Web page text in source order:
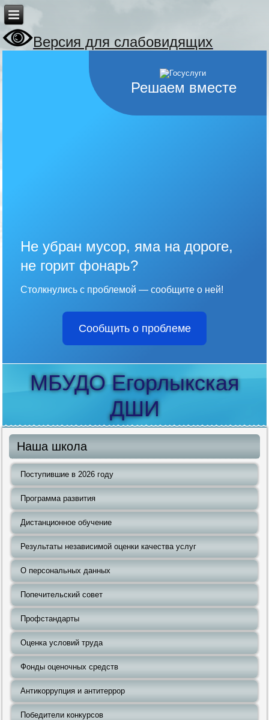
Версия для слабовидящих
Решаем вместе
Не убран мусор, яма на дороге,
не горит фонарь?
Столкнулись с проблемой — сообщите о ней!
Сообщить о проблеме
МБУДО Егорлыкская
ДШИ
Наша школа
Поступившие в 2026 году
Программа развития
Дистанционное обучение
Результаты независимой оценки качества услуг
О персональных данных
Попечительский совет
Профстандарты
Оценка условий труда
Фонды оценочных средств
Антикоррупция и антитеррор
Победители конкурсов